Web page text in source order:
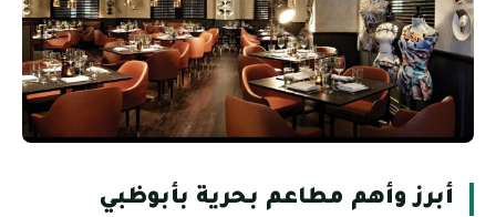
أبرز وأهم مطاعم بحرية بأبوظبي